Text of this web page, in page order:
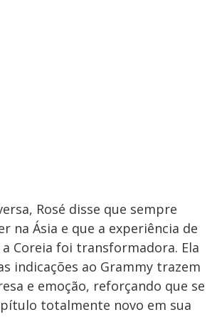
Rosé disse que sempre
na Ásia e que a experiência de
Coreia foi transformadora. Ela
indicações ao Grammy trazem
e emoção, reforçando que se
totalmente novo em sua